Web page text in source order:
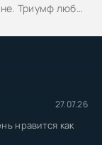
27.07.26
нравится как
любви - Наталья Оско